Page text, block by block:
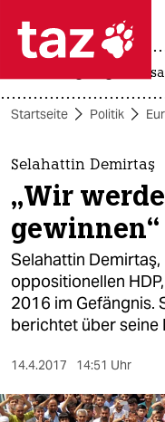
 taz
themen
politik
öko
gesellschaft
kultur
sport
berlin
Startseite Politik
Selahattin Demirtaş
„Wir
gewinnen“
Selahattin
oppositionellen
2016 im Gefängnis.
berichtet über seine
14.4.2017 14:51 Uhr